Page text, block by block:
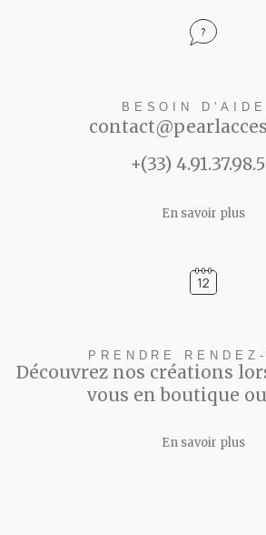
BESOIN
+(33)
En savoir plus
PRENDRE RENDEZ-
Découvrez nos créations
vous en boutique
En savoir plus